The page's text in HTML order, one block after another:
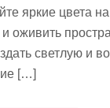
яркие цвета
и оживить
светлую и
[…]